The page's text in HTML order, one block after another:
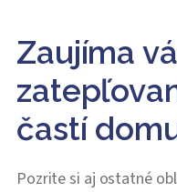
Zaujíma
častí
Pozrite si aj ostatné